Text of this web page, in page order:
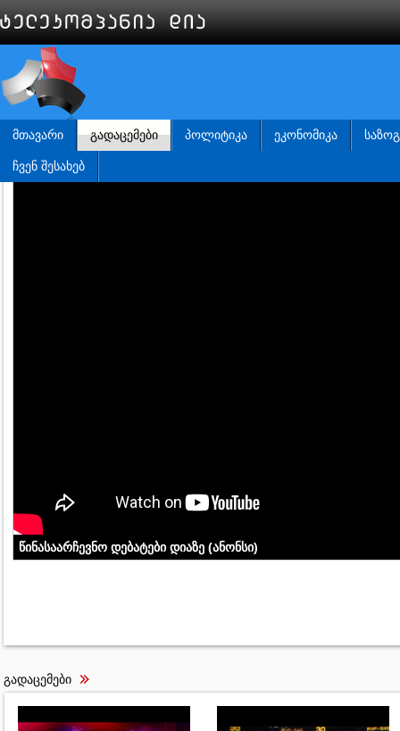
ᲛᲗᲐᲕᲐᲠᲘ ᲒᲐᲓᲐᲪᲔᲛᲔᲑᲘ ᲞᲝᲚᲘᲢᲘᲙᲐ ᲔᲙᲝᲜᲝᲛᲘᲙᲐ
ᲩᲕᲔᲜ ᲨᲔᲡᲐᲮᲔᲑ
წინასაარჩევნო დებატები დიაზე (ანონსი)
გადაცემები